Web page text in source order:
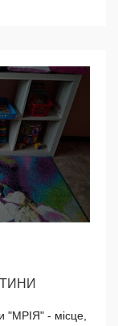
"МРІЯ" - місце,